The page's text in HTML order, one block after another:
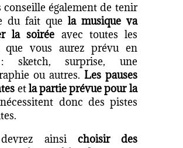
conseille également de tenir
du fait que la musique va
la soirée avec toutes les
que vous aurez prévu en
sketch, surprise, une
ou autres. Les pauses
etla partie prévue pour la
nécessitent donc des pistes
ainsi choisir des